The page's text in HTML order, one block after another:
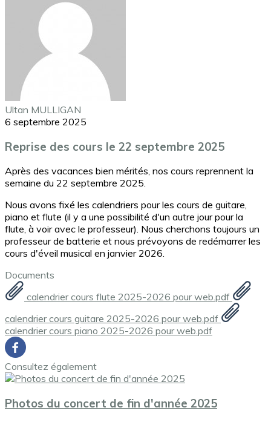
Ultan MULLIGAN
6 septembre 2025
Reprise des cours le 22 septembre 2025
Après des vacances bien mérités, nos cours reprennent la
semaine du 22 septembre 2025.
Nous avons fixé les calendriers pour les cours de guitare,
piano et flute (il y a une possibilité d'un autre jour pour la
flute, à voir avec le professeur). Nous cherchons toujours un
professeur de batterie et nous prévoyons de redémarrer les
cours d'éveil musical en janvier 2026.
Documents
calendrier cours flute 2025-2026 pour web.pdf
calendrier cours guitare 2025-2026 pour web.pdf
calendrier cours piano 2025-2026 pour web.pdf
Consultez également
Photos du concert de fin d'année 2025